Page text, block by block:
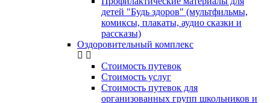
детей "Будь здоров" (мультфильмы,
комиксы, плакаты, аудио сказки и
рассказы)
Оздоровительный комплекс
Стоимость путевок
Стоимость услуг
Стоимость путевок для
организованных групп школьников и